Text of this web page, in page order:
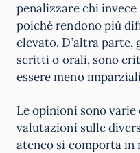
penalizzare chi
poiché rendono più
elevato. D’altra parte,
scritti o orali, sono
essere meno
Le opinioni sono varie
valutazioni sulle
ateneo si comporta in